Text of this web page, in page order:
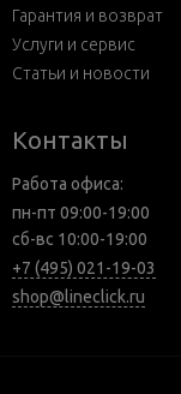
Гарантия и возврат
Услуги и сервис
Статьи и новости
Контакты
Работа офиса:
пн-пт 09:00-19:00
сб-вс 10:00-19:00
+7 (495) 021-19-03
shop@lineclick.ru